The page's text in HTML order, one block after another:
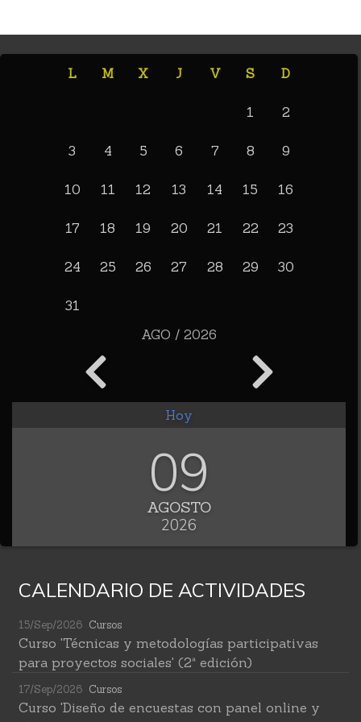
L M X J V S D
1 2
3 4 5 6 7 8 9
10 11 12 13 14 15 16
17 18 19 20 21 22 23
24 25 26 27 28 29 30
31
AGO / 2026
Hoy
09
AGOSTO
2026
CALENDARIO DE ACTIVIDADES
15/Sep/2026 Cursos
Curso 'Técnicas y metodologías participativas
para proyectos sociales' (2ª edición)
17/Sep/2026 Cursos
Curso 'Diseño de encuestas con panel online y